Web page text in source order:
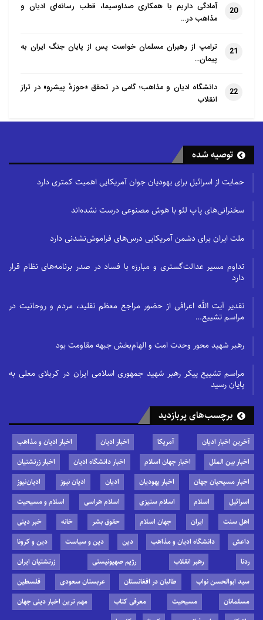
20
آمادگی داریم با همکاری صداوسیما، قطب رسانه‌ای ادیان و
مذاهب در…
21
ترامپ از رهبران مسلمان خواست پس از پایان جنگ ایران به
پیمان…
22
دانشگاه ادیان و مذاهب؛ گامی در تحقق «حوزهٔ پیشرو» در تراز
انقلاب
توصیه شده
حمایت از اسرائیل برای یهودیان جوان آمریکایی اهمیت کمتری دارد
سخنرانی‌های پاپ لئو با هوش مصنوعی درست نشده‌اند
ملت ایران برای دشمن آمریکایی درس‌های فراموش‌نشدنی دارد
تداوم مسیر عدالت‌گستری و مبارزه با فساد در صدر برنامه‌های نظام قرار
دارد
تقدیر آیت الله اعرافی از حضور مراجع معظم تقلید، مردم و روحانیت در
مراسم تشییع…
رهبر شهید محور وحدت امت و الهام‌بخش جبهه مقاومت بود
مراسم تشییع پیکر رهبر شهید جمهوری اسلامی ایران در کربلای معلی به
پایان رسید
برچسب‌های پربازدید
آخرین اخبار ادیان آمریکا اخبار ادیان
اخبار ادیان و مذاهب
اخبار بین الملل
اخبار جهان اسلام اخبار دانشگاه ادیان
اخبار زرتشتیان
اخبار مسیحیان جهان
اخبار یهودیان ادیان ادیان نیوز
ادیان‌نیوز
اسرائیل
اسلام اسلام ستیزی اسلام هراسی
اسلام و مسیحیت
اهل سنت
ایران جهان اسلام حقوق بشر خانه
خبر دینی
داعش
دانشگاه ادیان و مذاهب دین دین و سیاست
دین و کرونا
ردنا
رهبر انقلاب رژیم صهیونیستی
زرتشتیان ایران
سید ابوالحسن نواب
طالبان در افغانستان عربستان سعودی
فلسطین
مسلمانان
مسیحیت معرفی کتاب
مهم ترین اخبار دینی جهان